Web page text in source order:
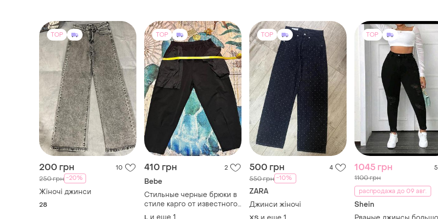
TOP
200 грн 10
250 грн -20%
Жіночі джинси
28
TOP
410 грн 2
Bebe
Стильные черные брюки в
стиле карго от известного
американского бренда
TOP
500 грн 4
550 грн -10%
ZARA
Джинси жіночі
TOP
1045 грн 5
1100 грн
распродажа до 09 авг.
Shein